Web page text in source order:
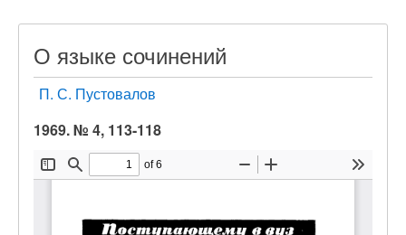
О языке сочинений
П. С. Пустовалов
1969. № 4, 113-118